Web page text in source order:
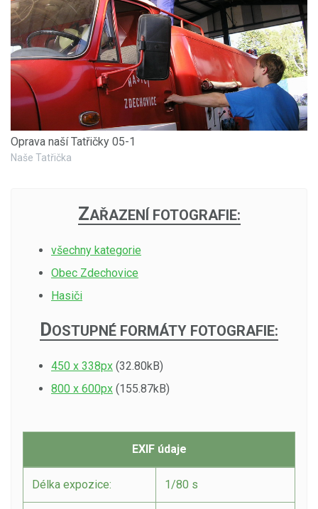
Oprava naší Tatřičky 05-1
Naše Tatřička
ZAŘAZENÍ FOTOGRAFIE:
všechny kategorie
Obec Zdechovice
Hasiči
DOSTUPNÉ FORMÁTY FOTOGRAFIE:
450 x 338px (32.80kB)
800 x 600px (155.87kB)
EXIF údaje
Délka expozice: 1/80 s